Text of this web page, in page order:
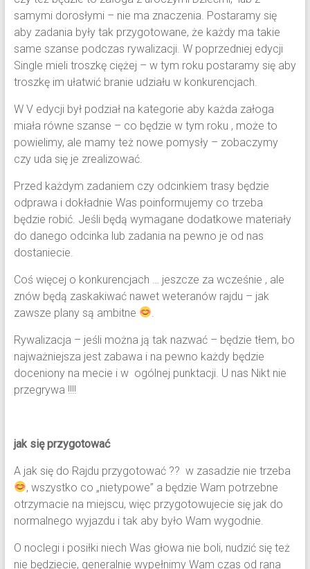
samymi dorosłymi – nie ma znaczenia. Postaramy się
aby zadania były tak przygotowane, że każdy ma takie
same szanse podczas rywalizacji. W poprzedniej edycji
Single mieli troszkę ciężej – w tym roku postaramy się aby
troszkę im ułatwić branie udziału w konkurencjach.
W V edycji był podział na kategorie aby każda załoga
miała równe szanse – co będzie w tym roku , może to
powielimy, ale mamy też nowe pomysły – zobaczymy
czy uda się je zrealizować.
Przed każdym zadaniem czy odcinkiem trasy będzie
odprawa i dokładnie Was poinformujemy co trzeba
będzie robić. Jeśli będą wymagane dodatkowe materiały
do danego odcinka lub zadania na pewno je od nas
dostaniecie.
Coś więcej o konkurencjach … jeszcze za wcześnie , ale
znów będą zaskakiwać nawet weteranów rajdu – jak
zawsze plany są ambitne
Rywalizacja – jeśli można ją tak nazwać – będzie tłem, bo
najważniejsza jest zabawa i na pewno każdy będzie
doceniony na mecie i w ogólnej punktacji. U nas Nikt nie
przegrywa !!!!
jak się przygotować
A jak się do Rajdu przygotować ?? w zasadzie nie trzeba
, wszystko co „nietypowe” a będzie Wam potrzebne
otrzymacie na miejscu, więc przygotowujecie się jak do
normalnego wyjazdu i tak aby było Wam wygodnie.
O noclegi i posiłki niech Was głowa nie boli, nudzić się też
nie będziecie, generalnie wypełnimy Wam czas od rana